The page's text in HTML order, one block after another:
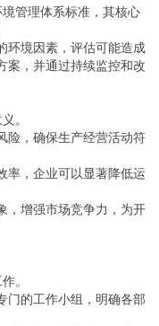
管理体系标准，其核心
环境因素，评估可能造成
案，并通过持续监控和改
。
险，确保生产经营活动符
率，企业可以显著降低运
，增强市场竞争力，为开
。
门的工作小组，明确各部